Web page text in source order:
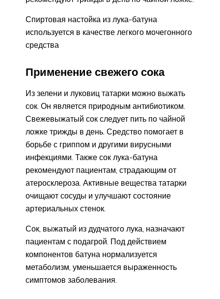
Спиртовая настойка из лука-батуна
используется в качестве легкого мочегонного
средства
Применение свежего сока
Из зелени и луковиц татарки можно выжать
сок. Он является природным антибиотиком.
Свежевыжатый сок следует пить по чайной
ложке трижды в день. Средство помогает в
борьбе с гриппом и другими вирусными
инфекциями. Также сок лука-батуна
рекомендуют пациентам, страдающим от
атеросклероза. Активные вещества татарки
очищают сосуды и улучшают состояние
артериальных стенок.
Сок, выжатый из дудчатого лука, назначают
пациентам с подагрой. Под действием
компонентов батуна нормализуется
метаболизм, уменьшается выраженность
симптомов заболевания.